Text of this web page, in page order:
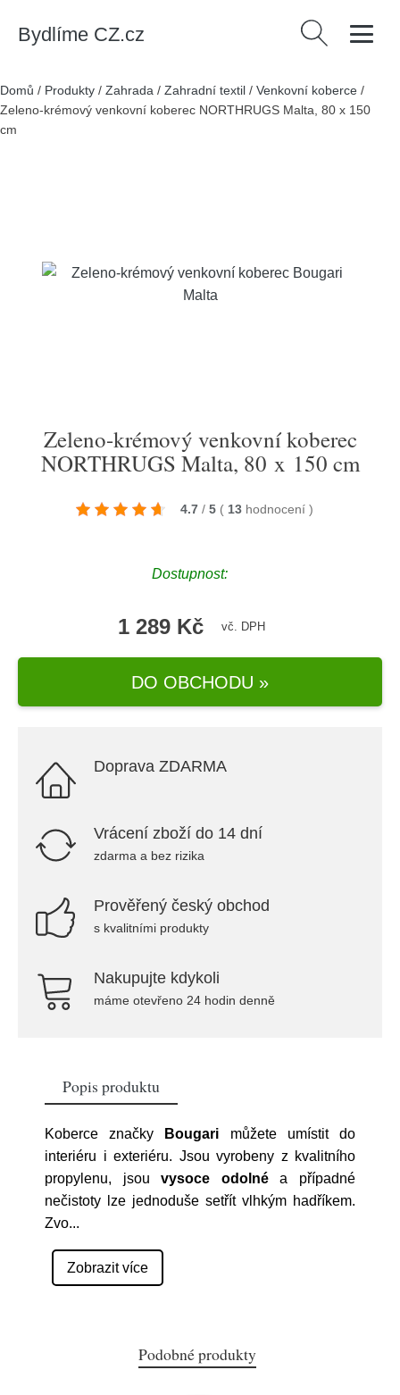
Bydlíme CZ.cz Vyhledávání
Domů / Produkty / Zahrada / Zahradní textil / Venkovní koberce /
Zeleno-krémový venkovní koberec NORTHRUGS Malta, 80 x 150
cm
Zeleno-krémový venkovní koberec
NORTHRUGS Malta, 80 x 150 cm
4.7 / 5 ( 13 hodnocení )
Dostupnost:
1 289 Kč vč. DPH
DO OBCHODU »
Doprava ZDARMA
Vrácení zboží do 14 dní
zdarma a bez rizika
Prověřený český obchod
s kvalitními produkty
Nakupujte kdykoli
máme otevřeno 24 hodin denně
Popis produktu
Koberce značky Bougari můžete umístit do
interiéru i exteriéru. Jsou vyrobeny z kvalitního
propylenu, jsouvysoce odolnéa případné
nečistoty lze jednoduše setřít vlhkým hadříkem.
Zvo...
Zobrazit více
Podobné produkty